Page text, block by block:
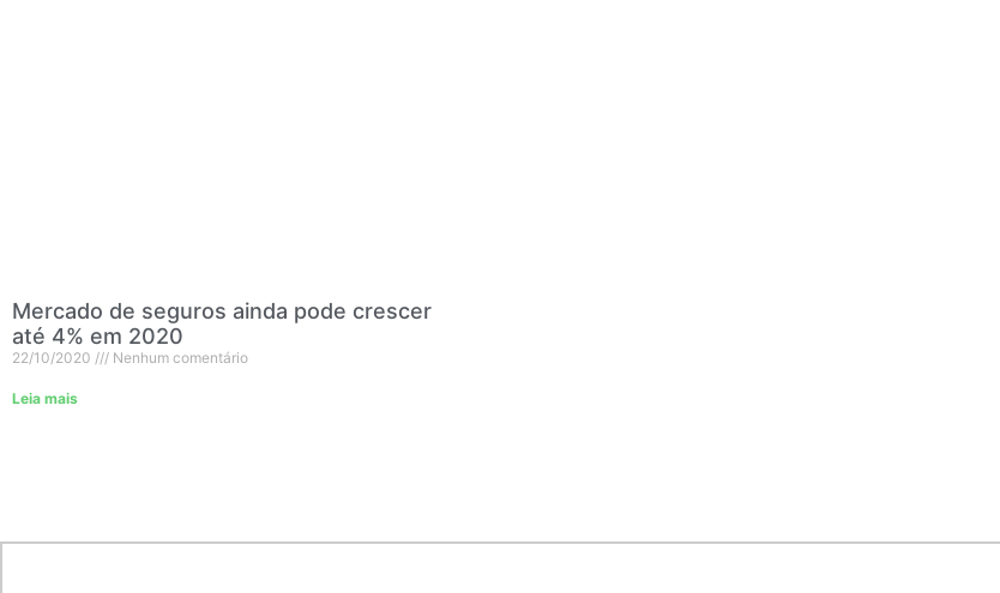
Mercado de seguros ainda pode crescer
até 4% em 2020
22/10/2020 Nenhum comentário
Leia mais